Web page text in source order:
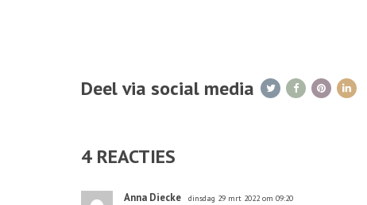
Deel via social media
4 REACTIES
Anna Diecke dinsdag 29 mrt 2022 om 09:20